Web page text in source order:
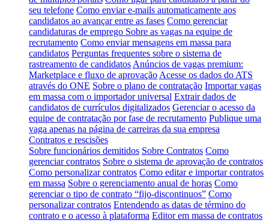
seu telefone Como enviar e-mails automaticamente aos
candidatos ao avançar entre as fases Como gerenciar
candidaturas de emprego Sobre as vagas na equipe de
recrutamento Como enviar mensagens em massa para
candidatos Perguntas frequentes sobre o sistema de
rastreamento de candidatos Anúncios de vagas premium:
Marketplace e fluxo de aprovação Acesse os dados do ATS
através do ONE Sobre o plano de contratação Importar vagas
em massa com o importador universal Extrair dados de
candidatos de currículos digitalizados Gerenciar o acesso da
equipe de contratação por fase de recrutamento Publique uma
vaga apenas na página de carreiras da sua empresa
Contratos e rescisões
Sobre funcionários demitidos Sobre Contratos Como
gerenciar contratos Sobre o sistema de aprovação de contratos
Como personalizar contratos Como editar e importar contratos
em massa Sobre o gerenciamento anual de horas Como
gerenciar o tipo de contrato “fijo-discontinuos” Como
personalizar contratos Entendendo as datas de término do
contrato e o acesso à plataforma Editor em massa de contratos